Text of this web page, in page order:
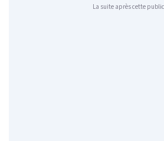
La suite après cette